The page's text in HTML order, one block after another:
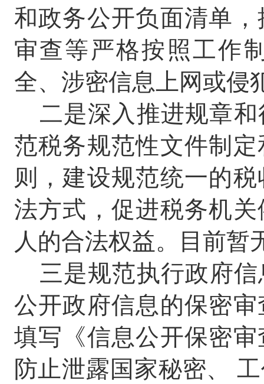
和政务公开负面清单
审查等严格按照工作
全、涉密信息上网或侵
二是深入推进规章
范税务规范性文件制
则，建设规范统一的
法方式，促进税务机
人的合法权益。目前暂
三是规范执行政府
公开政府信息的保密
填写《信息公开保密
防止泄露国家秘密、